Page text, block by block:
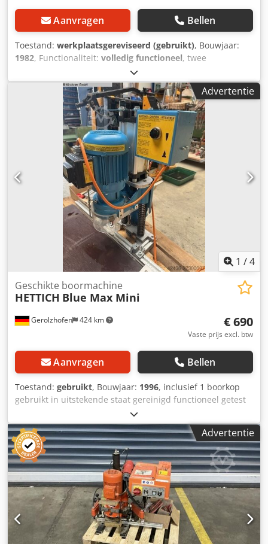
Aanvragen Bellen
Toestand: werkplaatsgereviseerd (gebruikt), Bouwjaar:
1982, Functionaliteit: volledig functioneel, twee
snelheden: 1400 tpm bij 1,1 kW, 2800 tpm bij 1,5 kW
Persluchtaansluiting 6 bar Chjdpfov Npw Eox Aa Dea
volautomatische pneumatische besturing met voetventiel
Extra schakelaar voor het programma "chip removal" T-
boorkop met 7+2 boorspindels spoed 32 mm
Schachtdiameter boor 10 mm 90° draaibaar met
vergrendelingsmechanisme chassis
Advertentie
1 /4
Gerolzhofen 424 km
Geschikte boormachine
HETTICH Blue Max Mini
€ 690
Vaste prijs excl. btw
Aanvragen Bellen
Toestand: gebruikt, Bouwjaar: 1996, inclusief 1 boorkop
gebruikt in uitstekende staat gereinigd functioneel getest
Fabrikant: Hettich Type: Blue Max Mini Csdszkvyxspfx Aa
Deha Bouwjaar: 1996 Machinenummer: 06316 CE-
typegoedkeuring Aantal spindels: 4 Boorvoorschub:
pneumatisch Tafelmodel l x b: 800 x 400 mm Pendelstops:
4 Boorkopopname: schacht 10 mm Afzuigaansluiting: 50
mm Benodigde ruimte ca. l x b x h mm: 800 x 600 x 650
Opslaglocatie: 97447 Gerolzhofen, vrij te laden, zonder
verpakking Overdracht in de huidige staat, zoals
bezichtigd zonder garantie en aansprakelijkheid
Advertentie